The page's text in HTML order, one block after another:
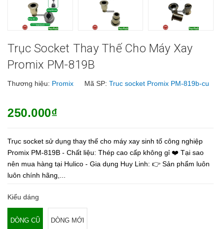
Trục Socket Thay Thế Cho Máy Xay
Promix PM-819B
Thương hiệu: Promix Mã SP: Truc socket Promix PM-819b-cu
250.000₫
Trục socket sử dụng thay thế cho máy xay sinh tố công nghiệp
Promix PM-819B - Chất liệu: Thép cao cấp không gỉ ❤️ Tại sao
nên mua hàng tại Hulico - Gia dụng Huy Linh: 👉 Sản phẩm luôn
luôn chính hãng,...
Kiểu dáng
DÒNG CŨ DÒNG MỚI